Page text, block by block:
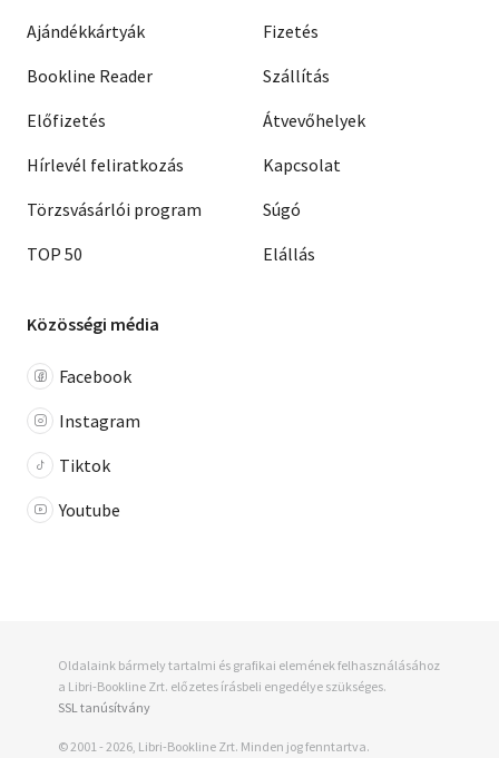
Ajándékkártyák
Bookline Reader
Előfizetés
Hírlevél feliratkozás
Törzsvásárlói program
TOP 50
Fizetés
Szállítás
Átvevőhelyek
Kapcsolat
Súgó
Elállás
Közösségi média
Facebook
Instagram
Tiktok
Youtube
Oldalaink bármely tartalmi és grafikai elemének felhasználásához
a Libri-Bookline Zrt. előzetes írásbeli engedélye szükséges.
SSL tanúsítvány
© 2001 - 2026, Libri-Bookline Zrt. Minden jog fenntartva.